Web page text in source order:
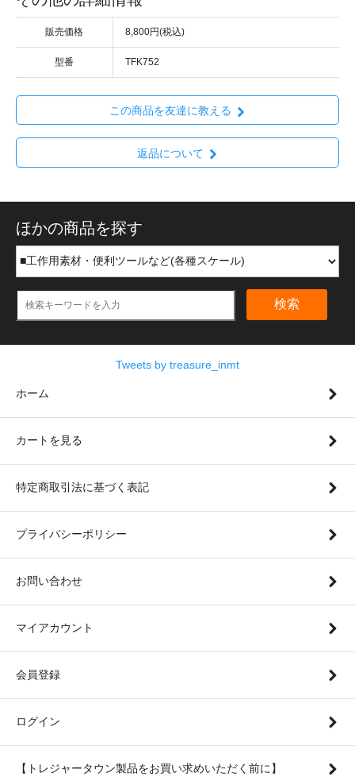
販売価格 8,800円(税込)
型番 TFK752
この商品を友達に教える
返品について
ほかの商品を探す
検索
Tweets by treasure_inmt
ホーム
カートを見る
特定商取引法に基づく表記
プライバシーポリシー
お問い合わせ
マイアカウント
会員登録
ログイン
【トレジャータウン製品をお買い求めいただく前に】